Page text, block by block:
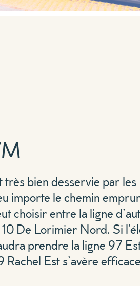
très bien desservie par les
importe le chemin
choisir entre la ligne
De Lorimier Nord. Si
prendre la ligne 97
Est s’avère